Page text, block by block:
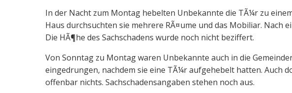
In der Nacht zum Montag hebelten Unbekannte die TÃ¼r zu
Haus durchsuchten sie mehrere RÃ¤ume und das Mobiliar.
Die HÃ¶he des Sachschadens wurde noch nicht beziffert.
Von Sonntag zu Montag waren Unbekannte auch in die
eingedrungen, nachdem sie eine TÃ¼r aufgehebelt hatten. Auch
offenbar nichts. Sachschadensangaben stehen noch aus.